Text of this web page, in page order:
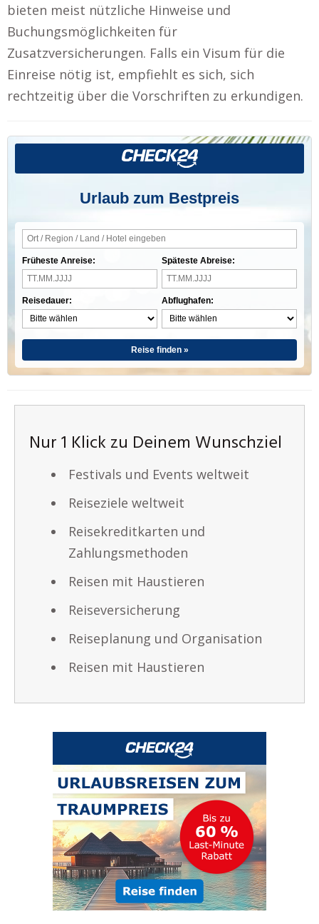
bieten meist nützliche Hinweise und
Buchungsmöglichkeiten für
Zusatzversicherungen. Falls ein Visum für die
Einreise nötig ist, empfiehlt es sich, sich
rechtzeitig über die Vorschriften zu erkundigen.
Urlaub zum Bestpreis
Früheste Anreise:
Reisedauer:
Späteste Abreise:
Abflughafen:
Reise finden »
Nur 1 Klick zu Deinem Wunschziel
Festivals und Events weltweit
Reiseziele weltweit
Reisekreditkarten und
Zahlungsmethoden
Reisen mit Haustieren
Reiseversicherung
Reiseplanung und Organisation
Reisen mit Haustieren